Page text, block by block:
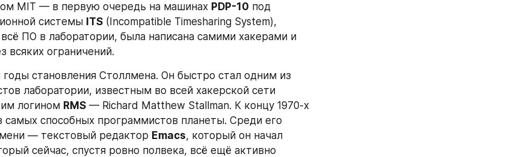
MIT — в первую очередь на машинах PDP-10 под
системы ITS (Incompatible Timesharing System),
ПО в лаборатории, была написана самими хакерами и
всяких ограничений.
становления Столлмена. Он быстро стал одним из
лаборатории, известным во всей хакерской сети
логином RMS — Richard Matthew Stallman. К концу 1970-х
самых способных программистов планеты. Среди его
— текстовый редактор Emacs, который он начал
сейчас, спустя ровно полвека, всё ещё активно